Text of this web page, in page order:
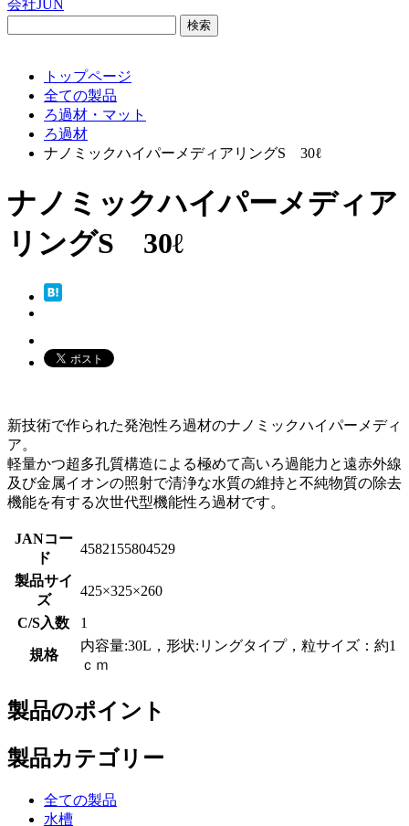
トップページ
全ての製品
ろ過材・マット
ろ過材
ナノミックハイパーメディアリングS 30ℓ
ナノミックハイパーメディア
リングS 30ℓ
新技術で作られた発泡性ろ過材のナノミックハイパーメディ
ア。
軽量かつ超多孔質構造による極めて高いろ過能力と遠赤外線
及び金属イオンの照射で清浄な水質の維持と不純物質の除去
機能を有する次世代型機能性ろ過材です。
JANコー
ド
4582155804529
製品サイ
ズ
425×325×260
C/S入数 1
規格
内容量:30L，形状:リングタイプ，粒サイズ：約1
ｃｍ
製品のポイント
製品カテゴリー
全ての製品
水槽